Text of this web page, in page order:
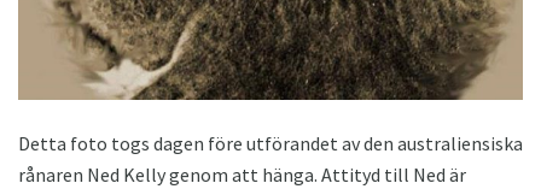
Detta foto togs dagen före utförandet av den australiensiska
rånaren Ned Kelly genom att hänga. Attityd till Ned är